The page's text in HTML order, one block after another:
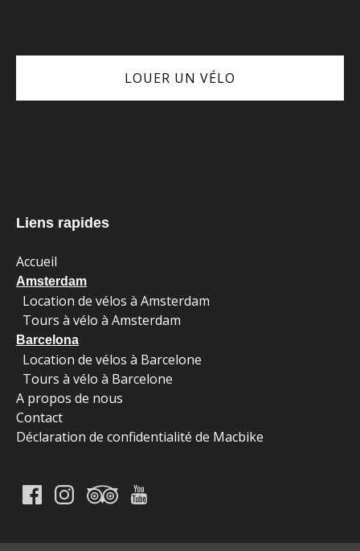
LOUER UN VÉLO
Liens rapides
Accueil
Amsterdam
Location de vélos à Amsterdam
Tours à vélo à Amsterdam
Barcelona
Location de vélos à Barcelone
Tours à vélo à Barcelone
A propos de nous
Contact
Déclaration de confidentialité de Macbike